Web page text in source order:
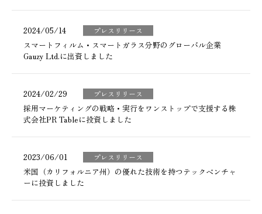
2024/05/14 プレスリリース
スマートフィルム・スマートガラス分野のグローバル企業
Gauzy Ltd.に出資しました
2024/02/29 プレスリリース
採用マーケティングの戦略・実行をワンストップで支援する株
式会社PR Tableに投資しました
2023/06/01 プレスリリース
米国（カリフォルニア州）の優れた技術を持つテックベンチャ
ーに投資しました